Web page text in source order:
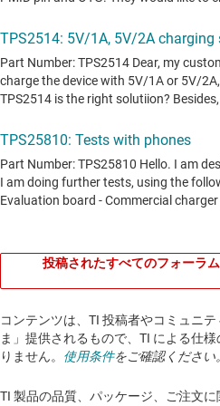
投稿されたすべてのフォーラ
コンテンツは、TI 投稿者やコミュニ
ま」提供されるもので、TI による仕
りません。 使用条件をご確認ください。
TI 製品の品質、パッケージ、ご注文に